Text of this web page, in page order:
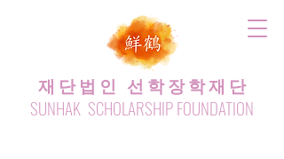
재 단 법 인 선 학 장 학 재 단
SUNHAK SCHOLARSHIP FOUNDATION